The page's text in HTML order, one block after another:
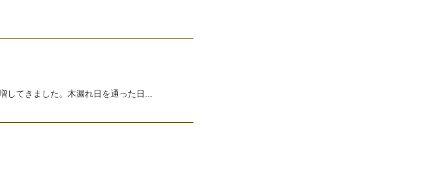
してきました。木漏れ日を通った日...